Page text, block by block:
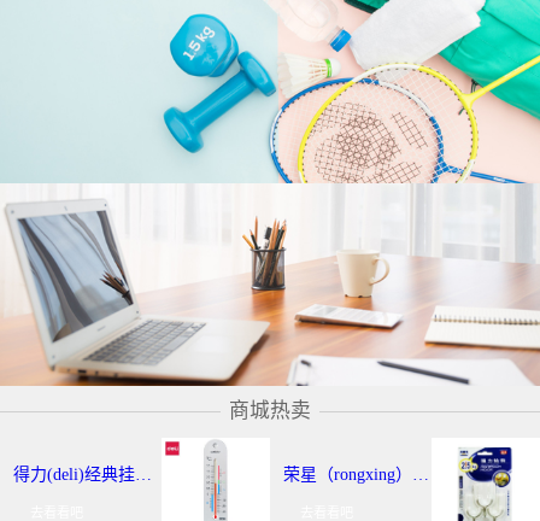
商城热卖
得力(deli)经典挂壁式温度计 个性化提示温湿度计 办公用品 9013 荣星（rongxing）RX-220 超强力粘钩/挂钩（2KG） 3个/卡